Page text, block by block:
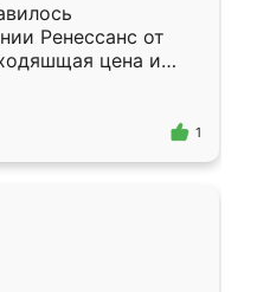
Ренессанс от
цена и
Приехавший
самый
1